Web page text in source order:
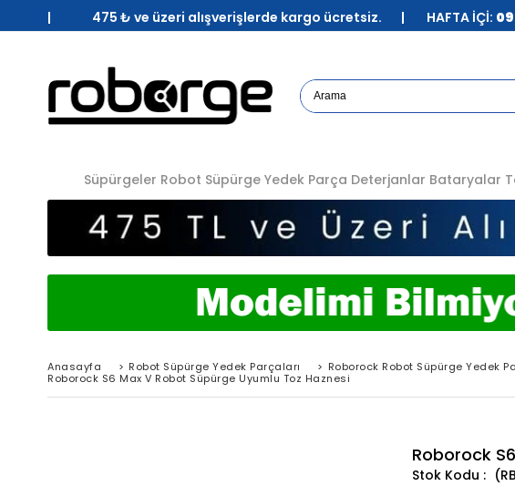
| 475 ₺ ve üzeri alışverişlerde kargo ücretsiz. | HAFTA İÇİ:
Süpürgeler Robot Süpürge Yedek Parça Deterjanlar Bataryalar
Anasayfa > Robot Süpürge Yedek Parçaları > Roborock Robot Süpürge Yedek
Roborock S6 Max V Robot Süpürge Uyumlu Toz Haznesi
Roborock